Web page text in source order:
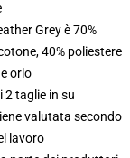
Grey è 70%
40% poliestere
orlo
2 taglie in su
valutata secondo
lavoro